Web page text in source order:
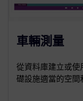
車輛測量
從資料庫建立或使
礎設施適當的空間